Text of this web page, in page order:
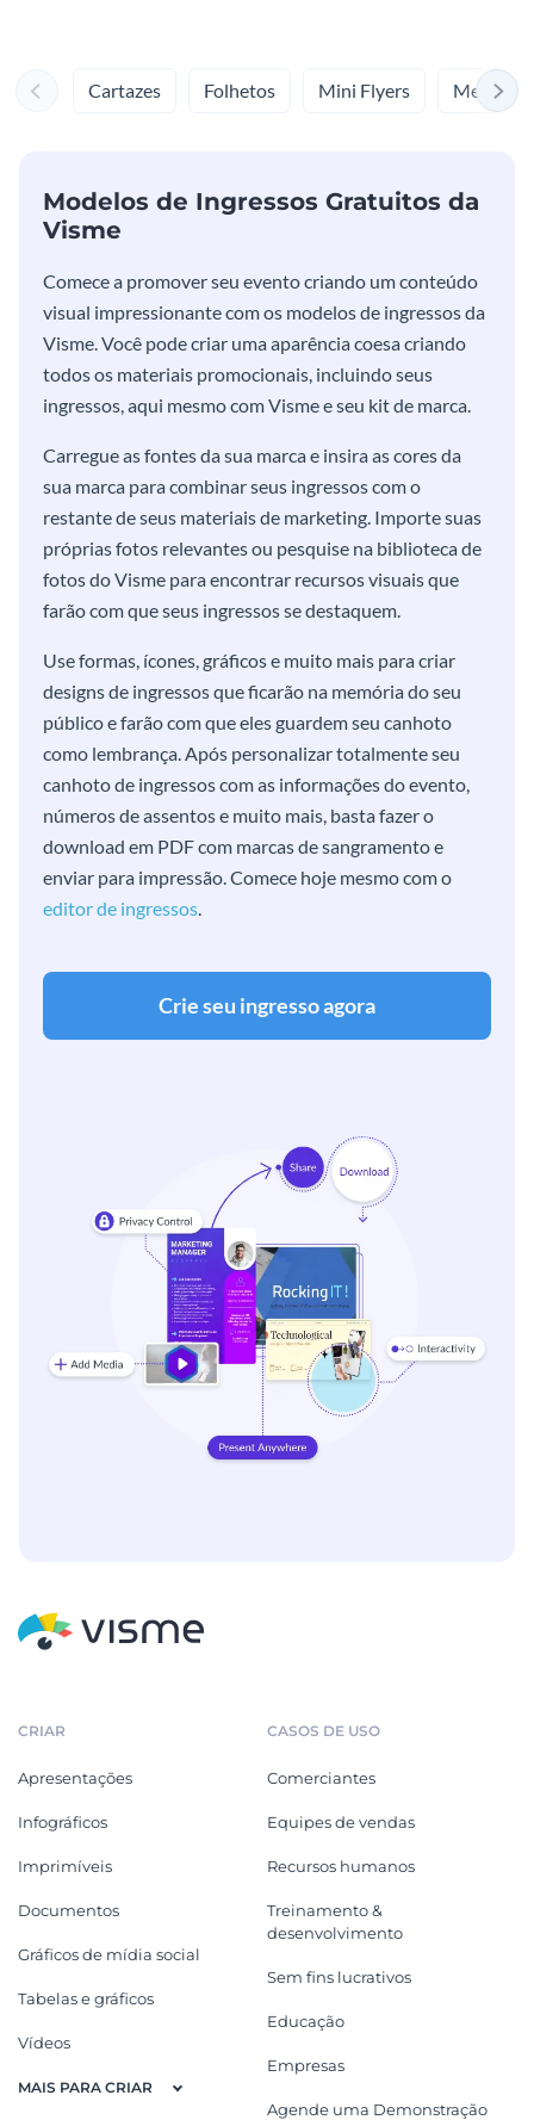
Cartazes Folhetos Mini Flyers Menus
Modelos de Ingressos Gratuitos da
Visme
Comece a promover seu evento criando um conteúdo
visual impressionante com os modelos de ingressos da
Visme. Você pode criar uma aparência coesa criando
todos os materiais promocionais, incluindo seus
ingressos, aqui mesmo com Visme e seu kit de marca.
Carregue as fontes da sua marca e insira as cores da
sua marca para combinar seus ingressos com o
restante de seus materiais de marketing. Importe suas
próprias fotos relevantes ou pesquise na biblioteca de
fotos do Visme para encontrar recursos visuais que
farão com que seus ingressos se destaquem.
Use formas, ícones, gráficos e muito mais para criar
designs de ingressos que ficarão na memória do seu
público e farão com que eles guardem seu canhoto
como lembrança. Após personalizar totalmente seu
canhoto de ingressos com as informações do evento,
números de assentos e muito mais, basta fazer o
download em PDF com marcas de sangramento e
enviar para impressão. Comece hoje mesmo com o
editor de ingressos.
Crie seu ingresso agora
CRIAR
Apresentações
Infográficos
Imprimíveis
Documentos
Gráficos de mídia social
Tabelas e gráficos
Vídeos
MAIS PARA CRIAR
CASOS DE USO
Comerciantes
Equipes de vendas
Recursos humanos
Treinamento &
desenvolvimento
Sem fins lucrativos
Educação
Empresas
Agende uma Demonstração